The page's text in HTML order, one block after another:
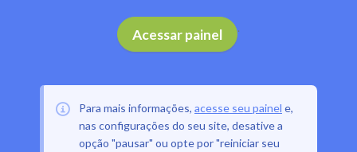
Acessar painel .
Para mais informações, acesse seu painel e,
nas configurações do seu site, desative a
opção "pausar" ou opte por "reiniciar seu